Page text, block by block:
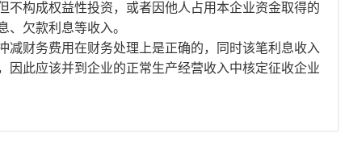
不构成权益性投资，或者因他人占用本企业资金取得的
、欠款利息等收入。
减财务费用在财务处理上是正确的，同时该笔利息收入
因此应该并到企业的正常生产经营收入中核定征收企业